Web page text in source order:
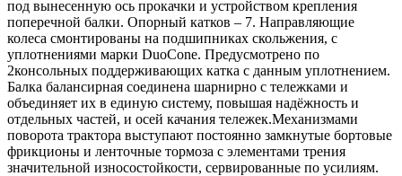
под вынесенную ось прокачки и устройством крепления
поперечной балки. Опорный катков – 7. Направляющие
колеса смонтированы на подшипниках скольжения, с
уплотнениями марки DuoCone. Предусмотрено по
2консольных поддерживающих катка с данным уплотнением.
Балка балансирная соединена шарнирно с тележками и
объединяет их в единую систему, повышая надёжность и
отдельных частей, и осей качания тележек.Механизмами
поворота трактора выступают постоянно замкнутые бортовые
фрикционы и ленточные тормоза с элементами трения
значительной износостойкости, сервированные по усилиям.